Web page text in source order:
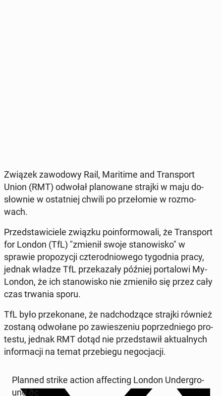
Związek za­wo­do­wy Rail, Ma­ri­ti­me and Trans­port
Union (RMT) odwołał pla­no­wa­ne strajki w maju do­
słow­nie w ostat­niej chwili po prze­ło­mie w roz­mo­
wach.
Przed­sta­wi­cie­le związku po­in­for­mo­wa­li, że Trans­port
for London (TfL) "zmienił swoje sta­no­wi­sko" w
sprawie pro­po­zy­cji czte­ro­dnio­we­go ty­go­dnia pracy,
jednak władze TfL prze­ka­za­ły później por­ta­lo­wi My­
Lon­don, że ich sta­no­wi­sko nie zmie­ni­ło się przez cały
czas trwania sporu.
TfL było prze­ko­na­ne, że nad­cho­dzą­ce strajki również
zostaną od­wo­ła­ne po za­wie­sze­niu po­przed­nie­go pro­
te­stu, jednak RMT dotąd nie przed­sta­wił ak­tu­al­nych
in­for­ma­cji na temat prze­bie­gu ne­go­cja­cji.
Planned strike action af­fec­ting London Un­der­gro­
und ð¢